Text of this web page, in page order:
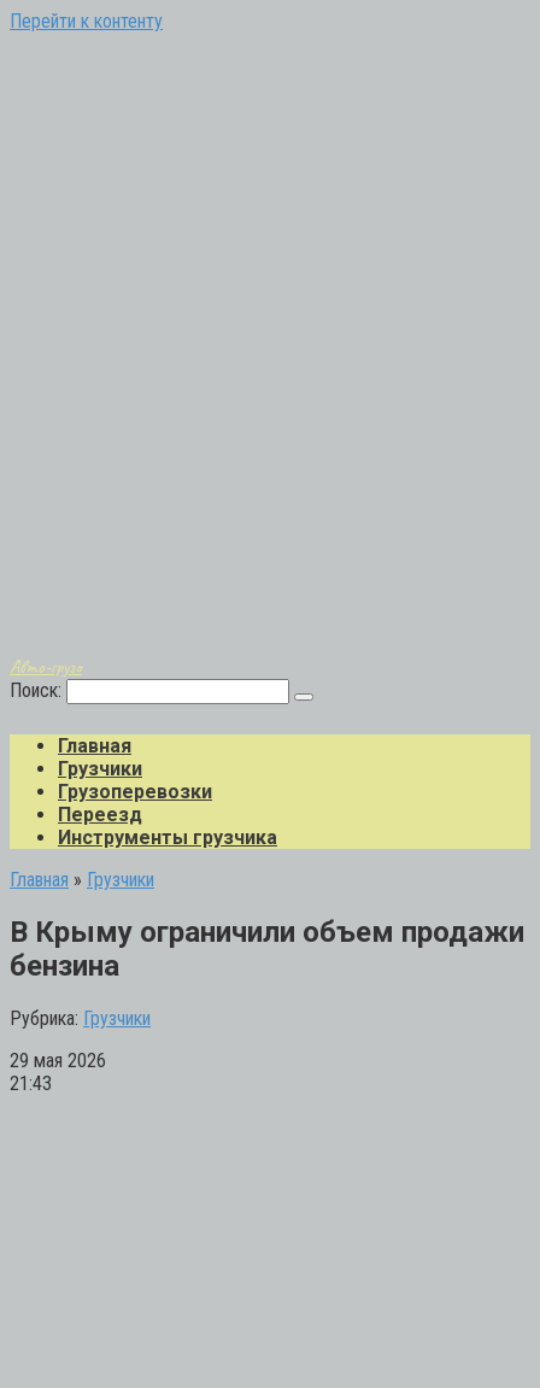
Перейти к контенту
Авто-грузо
Поиск:
Главная
Грузчики
Грузоперевозки
Переезд
Инструменты грузчика
Главная » Грузчики
В Крыму ограничили объем продажи
бензина
Рубрика: Грузчики
29 мая 2026
21:43